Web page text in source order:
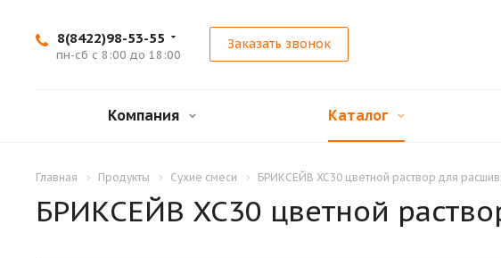
8(8422)98-53-55
пн-сб с 8:00 до 18:00
Заказать звонок
Компания Каталог
Главная Продукты Сухие смеси БРИКСЕЙВ XC30 цветной раствор для
БРИКСЕЙВ XC30 цветной